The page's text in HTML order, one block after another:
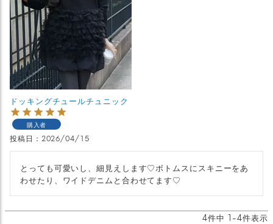
ドッキングチュールチュニック
購入者
投稿日 2026/04/15
とっても可愛いし、細見えします♡ボトムスにスキニーをあ
わせたり、ワイドデニムと合わせてます♡
4件中 1 -4件表示